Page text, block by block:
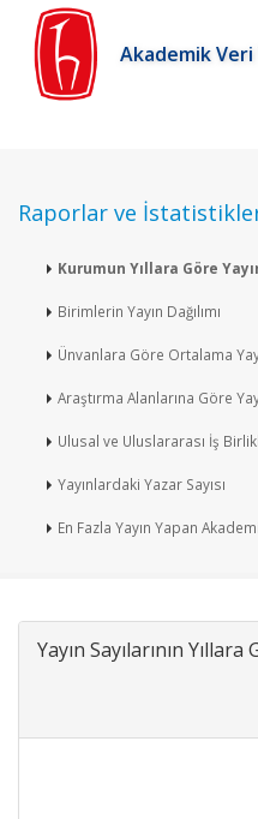
Akademik
Raporlar ve
Kurumun Yıllara Göre
Birimlerin Yayın Dağılımı
Ünvanlara Göre Ortalama
Araştırma Alanlarına Göre
Ulusal ve Uluslararası İş
Yayınlardaki Yazar Sayısı
En Fazla Yayın Yapan
Yayın Sayılarının